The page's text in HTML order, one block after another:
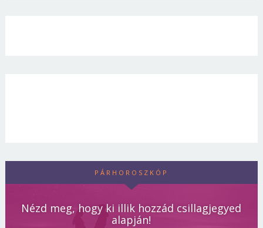
PÁRHOROSZKÓP
Nézd meg, hogy ki illik hozzád csillagjegyed
alapján!